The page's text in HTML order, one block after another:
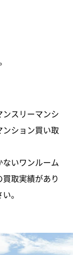
スリーマンシ
ション買い取
いワンルーム
取実績があり
。